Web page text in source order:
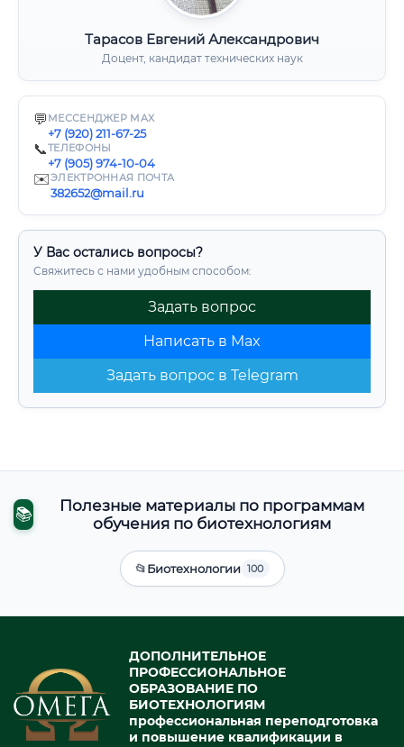
Тарасов Евгений Александрович
Доцент, кандидат технических наук
💬 МЕССЕНДЖЕР MAX
+7 (920) 211-67-25
📞ТЕЛЕФОНЫ
+7 (905) 974-10-04
✉️ЭЛЕКТРОННАЯ ПОЧТА
382652@mail.ru
У Вас остались вопросы?
Свяжитесь с нами удобным способом:
Задать вопрос
Написать в Max
Задать вопрос в Telegram
📚
Полезные материалы по программам
обучения по биотехнологиям
📂Биотехнологии 100
ДОПОЛНИТЕЛЬНОЕ
ПРОФЕССИОНАЛЬНОЕ
ОБРАЗОВАНИЕ ПО
БИОТЕХНОЛОГИЯМ
профессиональная переподготовка
и повышение квалификации в